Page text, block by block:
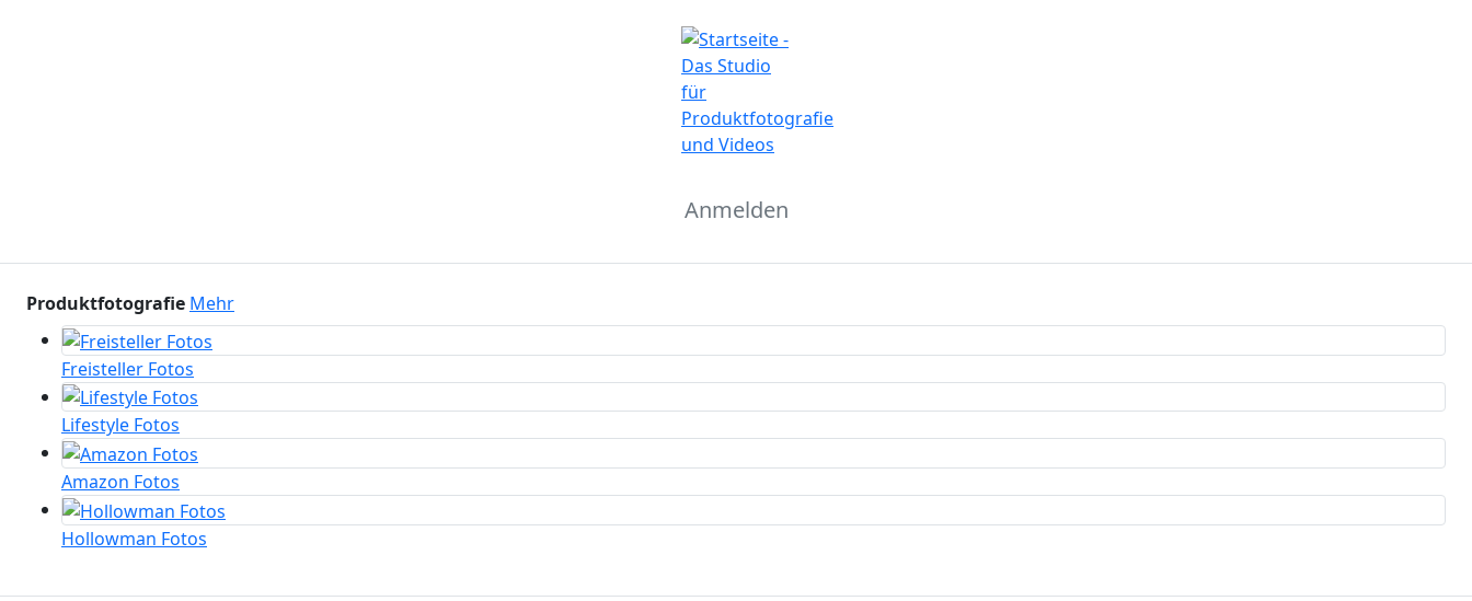
Anmelden
Produktfotografie Mehr
Freisteller Fotos
Lifestyle Fotos
Amazon Fotos
Hollowman Fotos